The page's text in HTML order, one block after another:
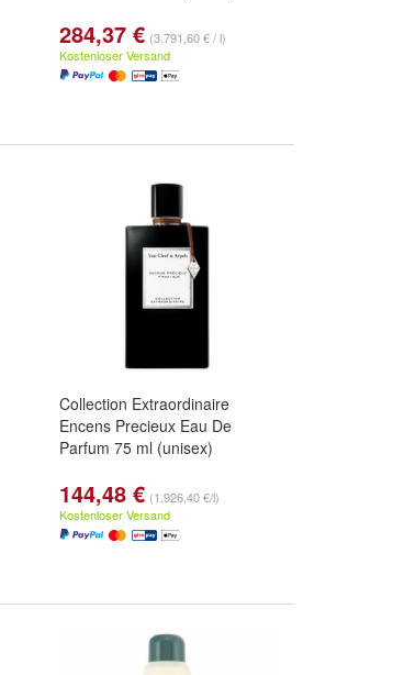
284,37 € (3.791,60 € / l)
Kostenloser Versand
Collection Extraordinaire
Encens Precieux Eau De
Parfum 75 ml (unisex)
144,48 € (1.926,40 €/l)
Kostenloser Versand